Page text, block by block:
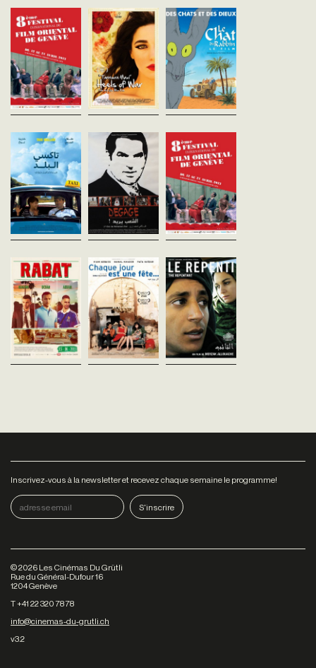
ORIENT-EXPRESS 5 / MAROC
(104’) MARGELLE Omar
Mouldouira (29’) SUR LA
ROUTE DU PARADIS Uda
Benyamina (42’) LES
COULEURS DU...
vost - 95'
C'était l'été de '82, lorsqu'un
prêtre, sur le point d'être
ordonné, fut éreinté par les
tentations et une arrogante
jeune fille tomba
passionément...
vf - 100'
A Alger, le chat du
avec le rabbin Sfar et sa
Zlabya. Il participe
à leur histoire : il aime
avec Zlabya, il...
Taxi ballad
Daniel Joseph
vost - 93'
Conduire un taxi n'était pas
son premier choix, mais c'est
une longue histoire...
Dégage
Mohamed Zran
vost - 96'
Le terme «Dégage» est
devenu un symbole magique,
a expliqué M. Zran. Certains
témoignages
particulièrement poignants
reviennent entre autres sur...
Orient-Express 9
ORIENT-EXPRESS 9 /
Mohammad Moghadam
(10’) LA POMME
Rabat
Victor Ponten
vost - 102'
RABAT est un film de voyage
qui emmène le spectateur en
route avec les trois amis,
Nadir (Nasrdin DCHAR),
Abdel (Achmed AKKABI) et
Zakaria (Marwan...
Chaque jour est
une fête
France - 2009
vost - 80'
C'est la fête de
l'Indépendance au Liban:
trois femmes qui ne se sont
jamais rencontrées sont sur
le même bus direction une
prison, située dans une...
Le Repenti
Merzak Allouache
vost - 87'
En 1999, Rachid, jeune
djihadiste algérien, fuit
Groupements
Armés (GIA). Après huit
de guerre civile, le
gouvernement a décrété
Inscrivez-vous à la newsletter et recevez chaque semaine le programme!
©2026 Les Cinémas Du Grütli
Rue du Général-Dufour 16
1204 Genève
T +41 22 320 78 78
info@cinemas-du-grutli.ch
v3.2